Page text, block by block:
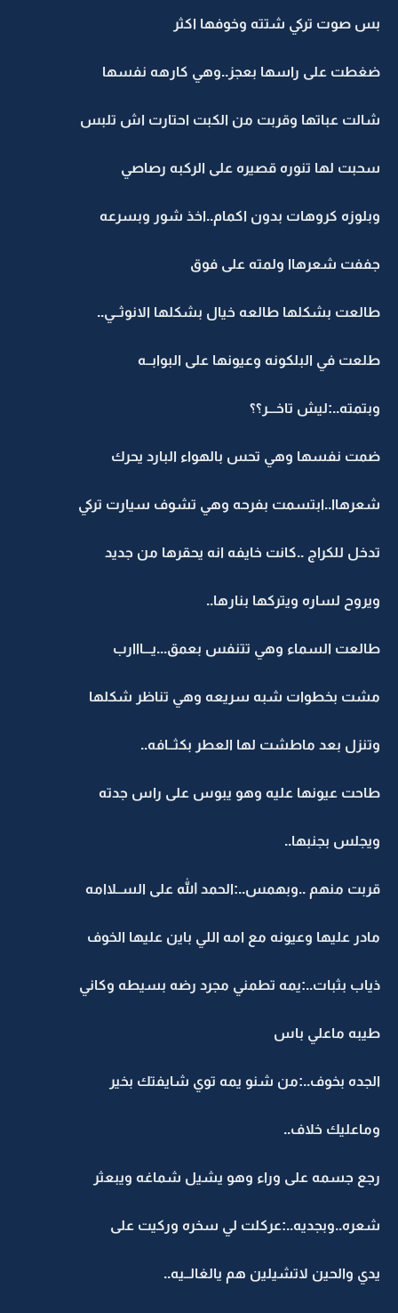
بس صوت تركي شتته وخوفها اكثر
ضغطت على راسها بعجز..وهي كارهه نفسها
شالت عباتها وقربت من الكبت احتارت اش تلبس
سحبت لها تنوره قصيره على الركبه رصاصي
وبلوزه كروهات بدون اكمام..اخذ شور وبسرعه
جففت شعرهاا ولمته على فوق
طالعت بشكلها طالعه خيال بشكلها الانوثــي..
طلعت في البلكونه وعيونها على البوابــه
وبتمته..:ليش تاخـــر؟؟
ضمت نفسها وهي تحس بالهواء البارد يحرك
شعرهاا..ابتسمت بفرحه وهي تشوف سيارت تركي
تدخل للكراج ..كانت خايفه انه يحقرها من جديد
ويروح لساره ويتركها بنارها..
طالعت السماء وهي تتنفس بعمق...يـــااارب
مشت بخطوات شبه سريعه وهي تناظر شكلها
وتنزل بعد ماطشت لها العطر بكثــافه..
طاحت عيونها عليه وهو يبوس على راس جدته
ويجلس بجنبها..
قربت منهم ..وبهمس..:الحمد الله على الســلاامه
مادر عليها وعيونه مع امه اللي باين عليها الخوف
ذياب بثبات..:يمه تطمني مجرد رضه بسيطه وكاني
طيبه ماعلي باس
الجده بخوف..:من شنو يمه توي شايفتك بخير
وماعليك خلاف..
رجع جسمه على وراء وهو يشيل شماغه ويبعثر
شعره..وبجديه..:عركلت لي سخره وركيت على
يدي والحين لاتشيلين هم يالغالــيه..